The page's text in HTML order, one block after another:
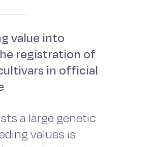
value into
registration of
in official
a large genetic
values is